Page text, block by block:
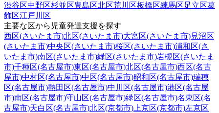
渋谷区中野区杉並区豊島区北区荒川区板橋区練馬区足立区葛
飾区江戸川区
主要な区から児童発達支援を探す
西区(さいたま市)北区(さいたま市)大宮区(さいたま市)見沼区
(さいたま市)中央区(さいたま市)桜区(さいたま市)浦和区(さ
いたま市)南区(さいたま市)緑区(さいたま市)岩槻区(さいたま
市)千種区(名古屋市)東区(名古屋市)北区(名古屋市)西区(名古
屋市)中村区(名古屋市)中区(名古屋市)昭和区(名古屋市)瑞穂
区(名古屋市)熱田区(名古屋市)中川区(名古屋市)港区(名古屋
市)南区(名古屋市)守山区(名古屋市)緑区(名古屋市)名東区(名
古屋市)天白区(名古屋市)北区(京都市) 上京区(京都市)左京区